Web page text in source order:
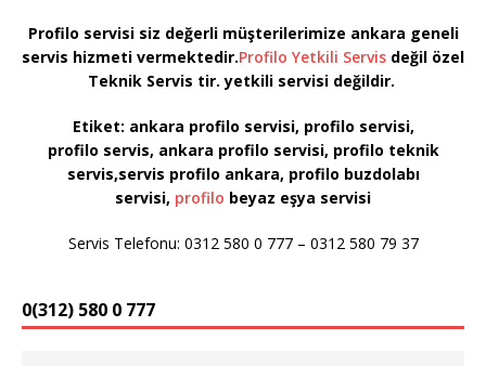
Profilo servisi siz değerli müşterilerimize ankara geneli
servis hizmeti vermektedir.Profilo Yetkili Servis değil özel
Teknik Servis tir. yetkili servisi değildir.
Etiket: ankara profilo servisi, profilo servisi,
profilo servis, ankara profilo servisi, profilo teknik
servis,servis profilo ankara, profilo buzdolabı
servisi, profilo beyaz eşya servisi
Servis Telefonu: 0312 580 0 777 – 0312 580 79 37
0(312) 580 0 777